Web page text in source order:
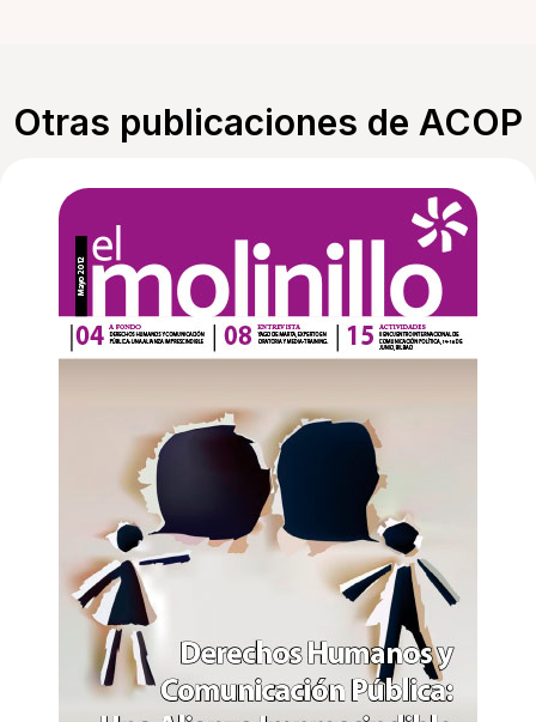
Otras publicaciones de ACOP